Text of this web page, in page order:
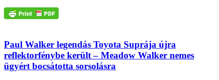
Paul Walker legendás Toyota Suprája újra
reflektorfénybe került – Meadow Walker nemes
ügyért bocsátotta sorsolásra